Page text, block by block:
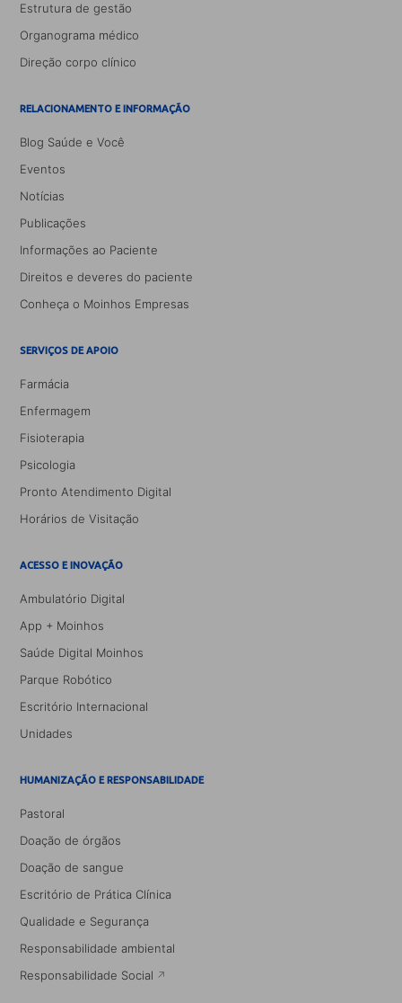
Estrutura de gestão
Organograma médico
Direção corpo clínico
RELACIONAMENTO E INFORMAÇÃO
Blog Saúde e Você
Eventos
Notícias
Publicações
Informações ao Paciente
Direitos e deveres do paciente
Conheça o Moinhos Empresas
SERVIÇOS DE APOIO
Farmácia
Enfermagem
Fisioterapia
Psicologia
Pronto Atendimento Digital
Horários de Visitação
ACESSO E INOVAÇÃO
Ambulatório Digital
App + Moinhos
Saúde Digital Moinhos
Parque Robótico
Escritório Internacional
Unidades
HUMANIZAÇÃO E RESPONSABILIDADE
Pastoral
Doação de órgãos
Doação de sangue
Escritório de Prática Clínica
Qualidade e Segurança
Responsabilidade ambiental
Responsabilidade Social